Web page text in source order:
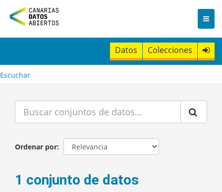
n
t
Datos Colecciones
Escuchar
Ordenar por
1 conjunto de datos